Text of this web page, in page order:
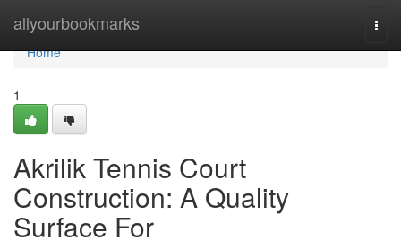
allyourbookmarks
Home
Home
1
Akrilik Tennis Court
Construction: A Quality
Surface For